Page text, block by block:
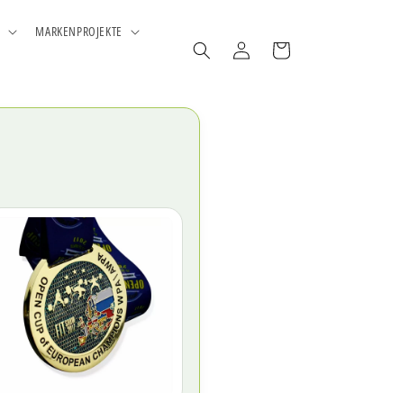
MARKENPROJEKTE
Einloggen Warenkorb